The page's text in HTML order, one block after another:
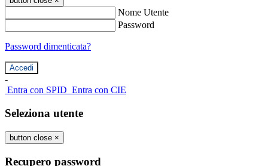
Nome Utente
Password
Password dimenticata?
-
Entra con SPID Entra con CIE
Seleziona utente
button close ×
Recupero password